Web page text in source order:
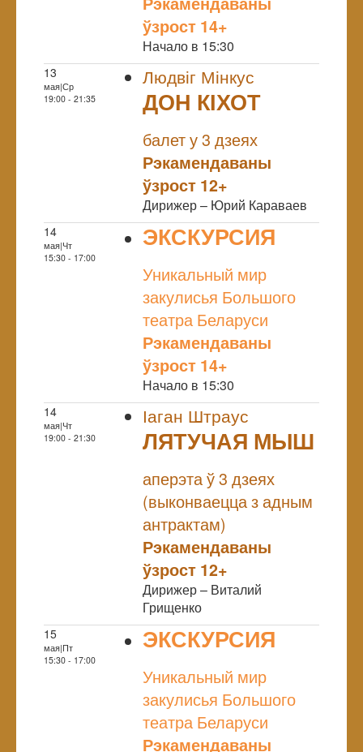
ўзрост 14+
Начало в 15:30
13
мая|Ср
19:00 - 21:35
Людвіг Мінкус
ДОН КІХОТ
балет у 3 дзеях
Рэкамендаваны
ўзрост 12+
Дирижер – Юрий Караваев
14
мая|Чт
15:30 - 17:00
ЭКСКУРСИЯ
Уникальный мир
закулисья Большого
театра Беларуси
Рэкамендаваны
ўзрост 14+
Начало в 15:30
14
мая|Чт
19:00 - 21:30
Іаган Штраус
ЛЯТУЧАЯ МЫШ
аперэта ў 3 дзеях
(выконваецца з адным
антрактам)
Рэкамендаваны
ўзрост 12+
Дирижер – Виталий
Грищенко
15
мая|Пт
15:30 - 17:00
ЭКСКУРСИЯ
Уникальный мир
закулисья Большого
театра Беларуси
Рэкамендаваны